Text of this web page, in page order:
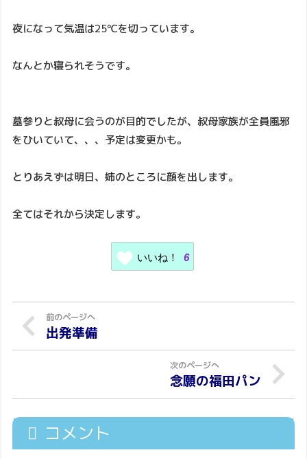
夜になって気温は25℃を切っています。
なんとか寝られそうです。
墓参りと叔母に会うのが目的でしたが、叔母家族が全員風邪
をひいていて、、、予定は変更かも。
とりあえずは明日、姉のところに顔を出します。
全てはそれから決定します。
いいね！ 6
出発準備
念願の福田パン
コメント